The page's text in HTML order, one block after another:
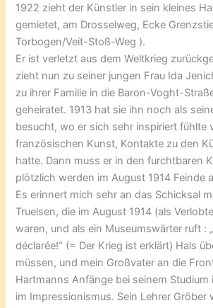
1922 zieht der Künstler in sein kleines
gemietet, am Drosselweg, Ecke
Torbogen/Veit-Stoß-Weg ).
Er ist verletzt aus dem Weltkrieg
zieht nun zu seiner jungen Frau Ida
zu ihrer Familie in die Baron-Voght-
geheiratet. 1913 hat sie ihn noch als
besucht, wo er sich sehr inspiriert fühlte
französischen Kunst, Kontakte zu den
hatte. Dann muss er in den furchtbaren
plötzlich werden im August 1914 Feinde
Es erinnert mich sehr an das Schicksal
Truelsen, die im August 1914 (als
waren, und als ein Museumswärter ruft :
déclarée!“ (= Der Krieg ist erklärt) Hals
müssen, und mein Großvater an die
Hartmanns Anfänge bei seinem Studium
im Impressionismus. Sein Lehrer Gröber